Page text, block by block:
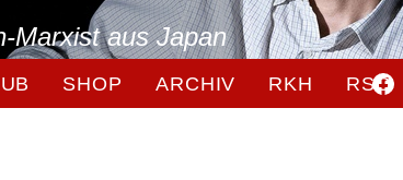
Marxist aus Japan
SHOP ARCHIV RKH RSO